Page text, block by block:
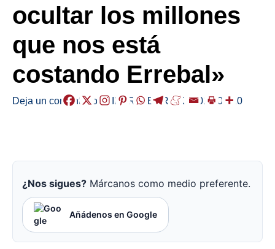
ocultar los millones
que nos está
costando Errebal»
Deja un comentario /EIBAR ,HERRIAK /2019-03-20
¿Nos sigues? Márcanos como medio preferente.
Añádenos en Google